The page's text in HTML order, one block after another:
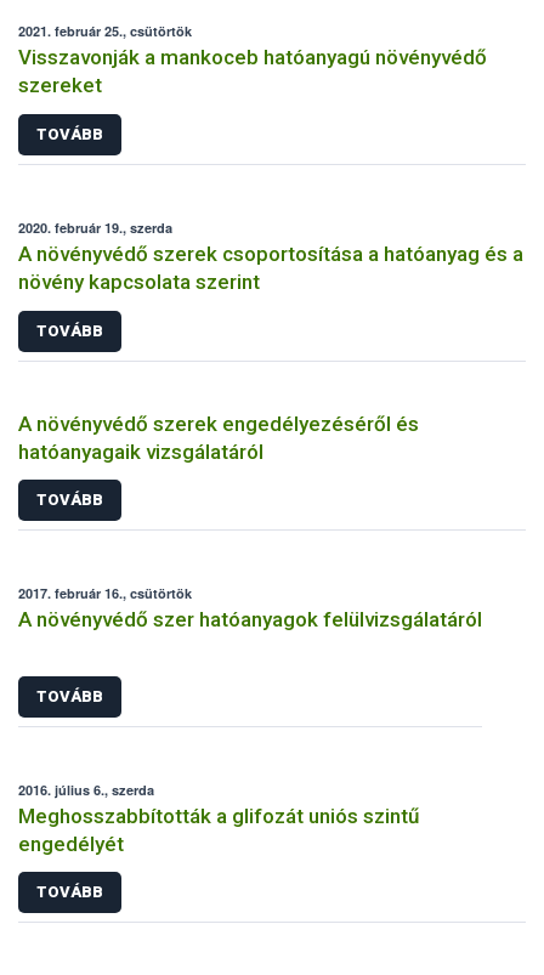
2021. február 25., csütörtök
Visszavonják a mankoceb hatóanyagú növényvédő
szereket
TOVÁBB
2020. február 19., szerda
A növényvédő szerek csoportosítása a hatóanyag és a
növény kapcsolata szerint
TOVÁBB
A növényvédő szerek engedélyezéséről és
hatóanyagaik vizsgálatáról
TOVÁBB
2017. február 16., csütörtök
A növényvédő szer hatóanyagok felülvizsgálatáról
TOVÁBB
2016. július 6., szerda
Meghosszabbították a glifozát uniós szintű
engedélyét
TOVÁBB